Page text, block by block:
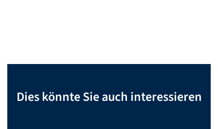
Dies könnte Sie auch interessieren